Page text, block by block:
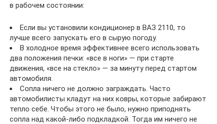
в рабочем состоянии:
Если вы установили кондиционер в ВАЗ 2110, то
лучше всего запускать его в сырую погоду.
В холодное время эффективнее всего использовать
два положения печки: «все в ноги» — при старте
движения, «все на стекло» — за минуту перед стартом
автомобиля.
Сопла ничего не должно заграждать. Часто
автомобилисты кладут на них ковры, которые забирают
тепло себе. Чтобы этого не было, нужно приподнять
сопла над какой-либо подкладкой. Тогда им ничего не